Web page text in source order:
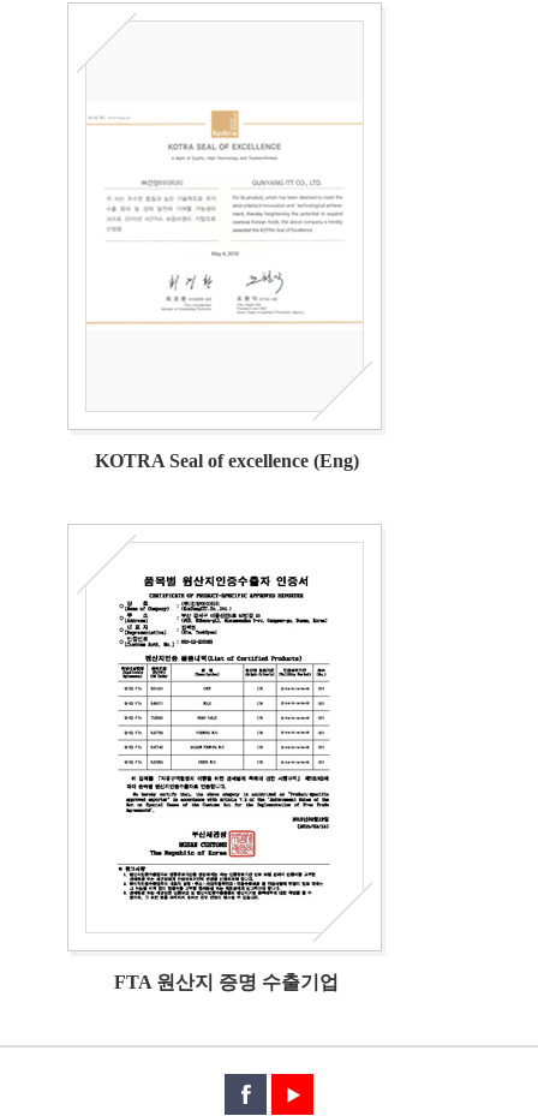
KOTRA Seal of excellence (Eng)
FTA 원산지 증명 수출기업